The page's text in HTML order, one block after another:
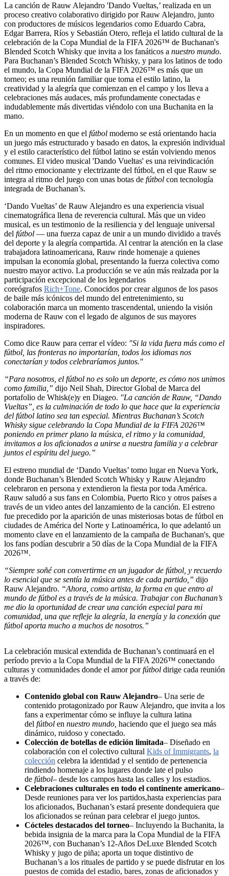
La canción de Rauw Alejandro 'Dando Vueltas,’ realizada en un
proceso creativo colaborativo dirigido por Rauw Alejandro, junto
con productores de músicos legendarios como Eduardo Cabra,
Edgar Barrera, Ríos y Sebastián Otero, refleja el latido cultural de la
celebración de la Copa Mundial de la FIFA 2026™ de Buchanan's
Blended Scotch Whisky que invita a los fanáticos a nuestro mundo.
Para Buchanan’s Blended Scotch Whisky, y para los latinos de todo
el mundo, la Copa Mundial de la FIFA 2026™ es más que un
torneo; es una reunión familiar que toma el estilo latino, la
creatividad y la alegría que comienzan en el campo y los lleva a
celebraciones más audaces, más profundamente conectadas e
indudablemente más divertidas viéndolo con una Buchanita en la
mano.
En un momento en que el fútbol moderno se está orientando hacia
un juego más estructurado y basado en datos, la expresión individual
y el estilo característico del fútbol latino se están volviendo menos
comunes. El video musical 'Dando Vueltas' es una reivindicación
del ritmo emocionante y electrizante del fútbol, en el que Rauw se
integra al ritmo del juego con unas botas de fútbol con tecnología
integrada de Buchanan’s.
‘Dando Vueltas’ de Rauw Alejandro es una experiencia visual
cinematográfica llena de reverencia cultural. Más que un video
musical, es un testimonio de la resiliencia y del lenguaje universal
del fútbol — una fuerza capaz de unir a un mundo dividido a través
del deporte y la alegría compartida. Al centrar la atención en la clase
trabajadora latinoamericana, Rauw rinde homenaje a quienes
impulsan la economía global, presentando la fuerza colectiva como
nuestro mayor activo. La producción se ve aún más realzada por la
participación excepcional de los legendarios
coreógrafos Rich+Tone. Conocidos por crear algunos de los pasos
de baile más icónicos del mundo del entretenimiento, su
colaboración marca un momento trascendental, uniendo la visión
moderna de Rauw con el legado de algunos de sus mayores
inspiradores.
Como dice Rauw para cerrar el vídeo: "Si la vida fuera más como el
fútbol, las fronteras no importarían, todos los idiomas nos
conectarían y todos celebraríamos juntos."
“Para nosotros, el fútbol no es solo un deporte, es cómo nos unimos
como familia,” dijo Neil Shah, Director Global de Marca del
portafolio de Whisk(e)y en Diageo. "La canción de Rauw, “Dando
Vueltas”, es la culminación de todo lo que hace que la experiencia
del fútbol latino sea tan especial. Mientras Buchanan’s Scotch
Whisky sigue celebrando la Copa Mundial de la FIFA 2026™
poniendo en primer plano la música, el ritmo y la comunidad,
invitamos a los aficionados a unirse a nuestra familia y a celebrar
juntos el espíritu del juego.”
El estreno mundial de ‘Dando Vueltas’ tomo lugar en Nueva York,
donde Buchanan’s Blended Scotch Whisky y Rauw Alejandro
celebraron en persona y extendieron la fiesta por toda América.
Rauw saludó a sus fans en Colombia, Puerto Rico y otros países a
través de un video antes del lanzamiento de la canción. El estreno
fue precedido por la aparición de unas misteriosas botas de fútbol en
ciudades de América del Norte y Latinoamérica, lo que adelantó un
momento clave en el lanzamiento de la campaña de Buchanan's, que
los fans podían descubrir a 50 días de la Copa Mundial de la FIFA
2026™.
“Siempre soñé con convertirme en un jugador de fútbol, y recuerdo
lo esencial que se sentía la música antes de cada partido,” dijo
Rauw Alejandro. “Ahora, como artista, la forma en que entro al
mundo de fútbol es a través de la música. Trabajar con Buchanan’s
me dio la oportunidad de crear una canción especial para mi
comunidad, una que refleje la alegría, la energía y la conexión que
fútbol aporta mucho a muchos de nosotros.”
La celebración musical extendida de Buchanan’s continuará en el
período previo a la Copa Mundial de la FIFA 2026™ conectando
culturas y comunidades donde el amor porfútbol dirige cada reunión
a través de:
Contenido global con Rauw Alejandro– Una serie de
contenido protagonizado por Rauw Alejandro, que invita a los
fans a experimentar cómo se influye la cultura latina
del fútbol en nuestro mundo, haciendo que el juego sea más
dinámico, ruidoso y conectado.
Colección de botellas de edición limitada– Diseñado en
colaboración con el colectivo cultural Kids of Immigrants, la
colección celebra la identidad y el sentido de pertenencia
rindiendo homenaje a los lugares donde late el pulso
de fútbol– desde los campos hasta las calles y los estadios.
Celebraciones culturales en todo el continente americano–
Desde reuniones para ver los partidos,hasta experiencias para
los aficionados, Buchanan’s estará presente dondequiera que
los aficionados se reúnan para celebrar el juego juntos.
Cócteles destacados del torneo– Incluyendo la Buchanita, la
bebida insignia de la marca para la Copa Mundial de la FIFA
2026™, con Buchanan’s 12-Años DeLuxe Blended Scotch
Whisky y jugo de piña; aporta un toque distintivo de
Buchanan’s a los rituales de partido y se puede disfrutar en los
puestos de comida del estadio, bares, zonas de aficionados y